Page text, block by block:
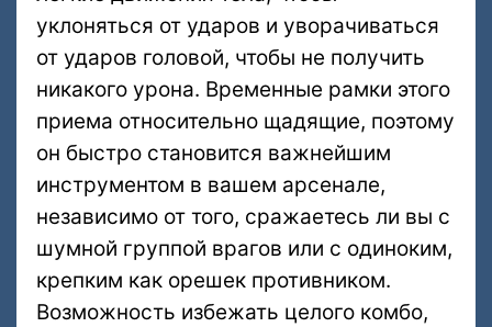
уклоняться от ударов и уворачиваться
от ударов головой, чтобы не получить
никакого урона. Временные рамки этого
приема относительно щадящие, поэтому
он быстро становится важнейшим
инструментом в вашем арсенале,
независимо от того, сражаетесь ли вы с
шумной группой врагов или с одиноким,
крепким как орешек противником.
Возможность избежать целого комбо,